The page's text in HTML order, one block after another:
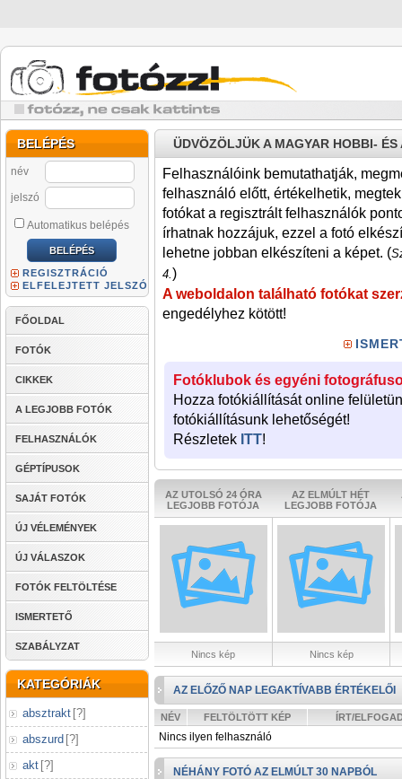
BELÉPÉS
név
jelszó
Automatikus belépés
REGISZTRÁCIÓ
ELFELEJTETT JELSZÓ
FŐOLDAL
FOTÓK
CIKKEK
A LEGJOBB FOTÓK
FELHASZNÁLÓK
GÉPTÍPUSOK
SAJÁT FOTÓK
ÚJ VÉLEMÉNYEK
ÚJ VÁLASZOK
FOTÓK FELTÖLTÉSE
ISMERTETŐ
SZABÁLYZAT
KATEGÓRIÁK
absztrakt [?]
abszurd [?]
akt [?]
ÜDVÖZÖLJÜK A MAGYAR HOBBI-
Felhasználóink bemutathatják,
felhasználó előtt, értékelhetik,
fotókat a regisztrált felhasználók
írhatnak hozzájuk, ezzel a fotó
lehetne jobban elkészíteni a képet. (
4.)
A weboldalon található fotókat
engedélyhez kötött!
Fotóklubok és egyéni
Hozza fotókiállítását online
fotókiállításunk lehetőségét!
Részletek ITT!
AZ UTOLSÓ 24 ÓRA
LEGJOBB FOTÓJA
AZ ELMÚLT HÉT
LEGJOBB FOTÓJA
Nincs kép Nincs kép
AZ ELŐZŐ NAP LEGAKTÍVABB ÉRTÉKELŐI
NÉV FELTÖLTÖTT KÉP ÍRT/
Nincs ilyen felhasználó
NÉHÁNY FOTÓ AZ ELMÚLT 30 NAPBÓL